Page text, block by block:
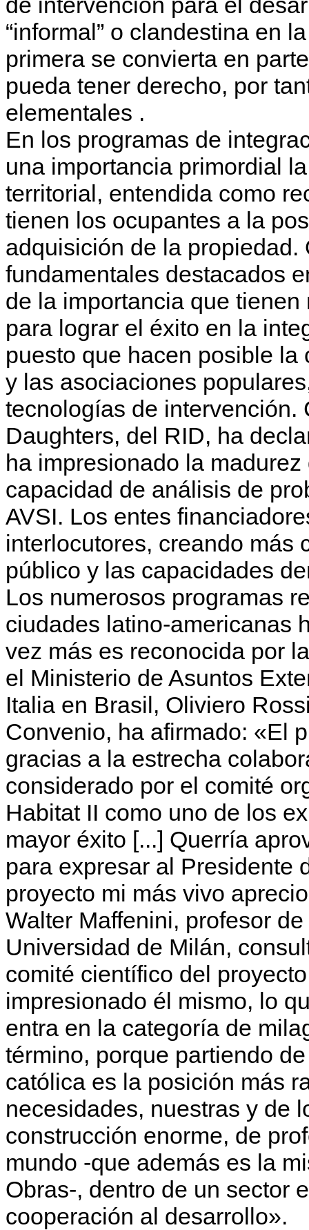
“informal” o clandestina en
primera se convierta en
pueda tener derecho, por
elementales .
En los programas de
una importancia primordial
territorial, entendida como
tienen los ocupantes a la
adquisición de la propiedad.
fundamentales destacados
de la importancia que
para lograr el éxito en la
puesto que hacen posible
y las asociaciones
tecnologías de intervención.
Daughters, del RID, ha
ha impresionado la
capacidad de análisis de
AVSI. Los entes
interlocutores, creando más
público y las capacidades
Los numerosos programas
ciudades latino-americanas
vez más es reconocida por
el Ministerio de Asuntos
Italia en Brasil, Oliviero
Convenio, ha afirmado: «El
gracias a la estrecha
considerado por el comité
Habitat II como uno de los
mayor éxito [...] Querría
para expresar al Presidente
proyecto mi más vivo
Walter Maffenini, profesor
Universidad de Milán,
comité científico del
impresionado él mismo, lo
entra en la categoría de
término, porque partiendo
católica es la posición más
necesidades, nuestras y de
construcción enorme, de
mundo -que además es la
Obras-, dentro de un sector
cooperación al desarrollo».